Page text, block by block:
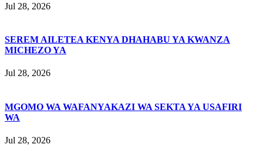
Jul 28, 2026
SEREM AILETEA KENYA DHAHABU YA KWANZA
MICHEZO YA
Jul 28, 2026
MGOMO WA WAFANYAKAZI WA SEKTA YA USAFIRI
WA
Jul 28, 2026